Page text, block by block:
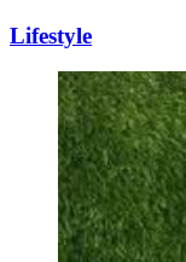
Lifestyle